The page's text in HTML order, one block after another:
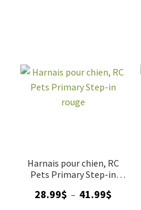
Harnais pour chien, RC
Pets Primary Step-in
28.99$ – 41.99$